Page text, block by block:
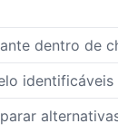
dentro de
identificáveis